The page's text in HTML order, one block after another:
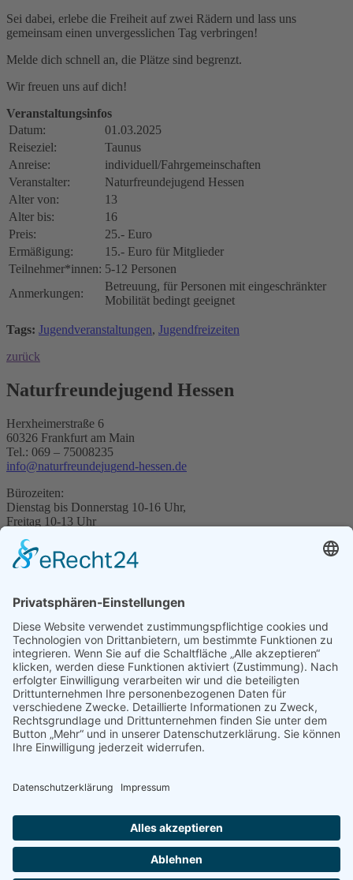
Sei dabei, erlebe die Freiheit auf zwei Rädern und lass uns
gemeinsam einen unvergesslichen Tag verbringen!
Melde dich schnell an, die Plätze sind begrenzt.
Wir freuen uns auf dich!
Veranstaltungsinfos
Datum:
01.03.2025
Reiseziel:
Taunus
Anreise:
individuell/Fahrgemeinschaften
Veranstalter:
Naturfreundejugend Hessen
Alter von:
13
Alter bis:
16
Preis:
25.- Euro
Ermäßigung:
15.- Euro für Mitglieder
Teilnehmer*innen: 5-12 Personen
Anmerkungen:
Betreuung, für Personen mit eingeschränkter
Mobilität bedingt geeignet
Tags: Jugendveranstaltungen, Jugendfreizeiten
zurück
Naturfreundejugend Hessen
Herxheimerstraße 6
60326 Frankfurt am Main
Tel.: 069 – 75008235
info naturfreundejugend-hessen.de
Bürozeiten:
Dienstag bis Donnerstag 10-16 Uhr,
Freitag 10-13 Uhr
Service
Veranstaltungen
Datenschutz
Reisebedingungen
Veranstaltungshinweise
Impressum
Mitmachen
Freiwillig aktiv
Mitglied werden
Spenden
Projekte
Bildungsstätte Riedberghaus
Geschichte erinnern - Gegenwart verändern